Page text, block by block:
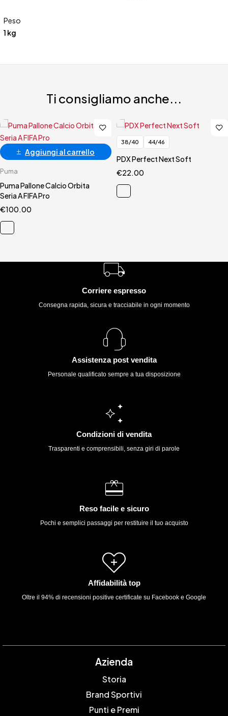
Peso
1 kg
Ti consigliamo anche...
Aggiungi al carrello
Puma
Puma Pallone Calcio Orbita
Seria A FIFA Pro
€100.00
38/40 44/46
PDX Perfect Next Soft
€22.00
Corriere espresso
Consegna rapida, sicura e tracciabile in ogni momento
Assistenza post vendita
Personale qualificato sempre a tua disposizione
Condizioni di vendita
Trasparenti e comprensibili, senza giri di parole
Reso facile e sicuro
Pochi e semplici passaggi per restituire il tuo acquisto
Affidabilità top
Oltre il 94% di recensioni positive certificate su Facebook e Google
Azienda
Storia
Brand Sportivi
Punti e Premi